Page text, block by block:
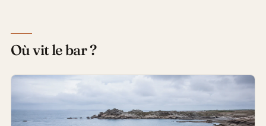
Où vit le bar ?